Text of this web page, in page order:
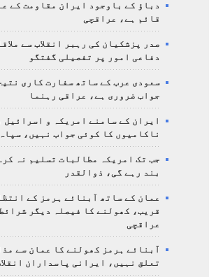
دباؤ کے باوجود ایران مقاومت کے
قائم ہے، عراقچی
صدر پزشکیان کی رہبر انقلاب سے
دفاعی امور پر تفصیلی گفتگو
سعودی عرب کے ساتھ سفارت کاری
جواب ضروری ہے، عراقی رہنما
ایران کے سامنے امریکہ و اسرائیل
ناکامیوں کا کوئی جواب نہیں،
جب تک امریکہ مطالبات تسلیم نہ
بند رہے گی، ذوالقدر
عمان کے ساتھ آبنائے ہرمز کے
قریب، کھولنے کا فیصلہ دیگر
عراقچی
آبنائے ہرمز کھولنے کا عمان سے
تعلق نہیں، ایرانی پاسداران